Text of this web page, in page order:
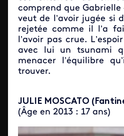
comprend que Gabrielle
veut de l’avoir jugée si
rejetée comme il l’a
l’avoir pas crue.
avec lui un tsunami
menacer l’équilibre
trouver.
JULIE MOSCATO
(Âge en 2013 : 17 ans)